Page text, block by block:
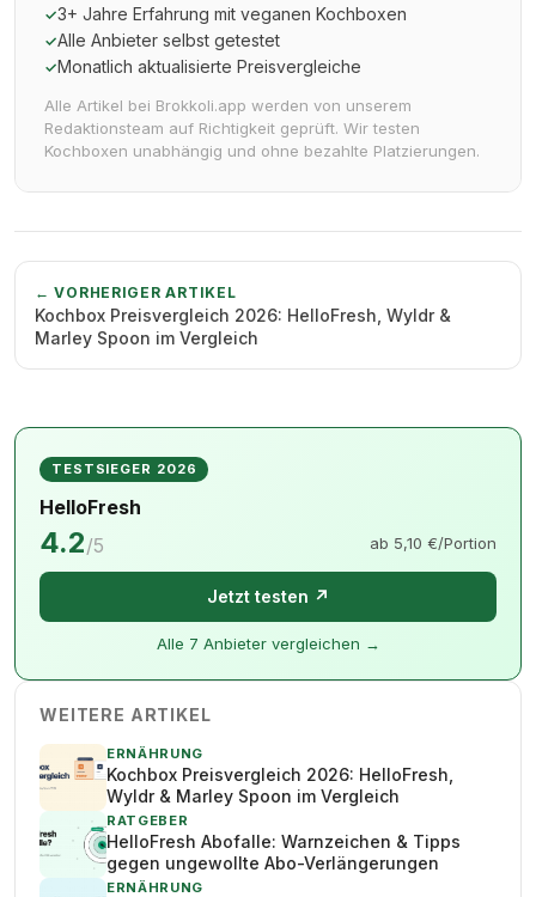
✓3+ Jahre Erfahrung mit veganen Kochboxen
✓Alle Anbieter selbst getestet
✓Monatlich aktualisierte Preisvergleiche
Alle Artikel bei Brokkoli.app werden von unserem
Redaktionsteam auf Richtigkeit geprüft. Wir testen
Kochboxen unabhängig und ohne bezahlte Platzierungen.
← VORHERIGER ARTIKEL
Kochbox Preisvergleich 2026: HelloFresh, Wyldr &
Marley Spoon im Vergleich
TESTSIEGER 2026
HelloFresh
4.2/5 ab 5,10 €/Portion
Jetzt testen ↗
Alle 7 Anbieter vergleichen →
WEITERE ARTIKEL
ERNÄHRUNG
Kochbox Preisvergleich 2026: HelloFresh,
Wyldr & Marley Spoon im Vergleich
RATGEBER
HelloFresh Abofalle: Warnzeichen & Tipps
gegen ungewollte Abo-Verlängerungen
ERNÄHRUNG